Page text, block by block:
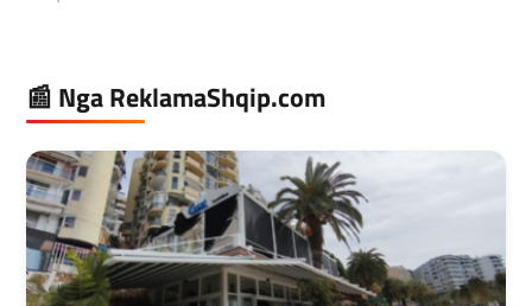
📰 Nga ReklamaShqip.com